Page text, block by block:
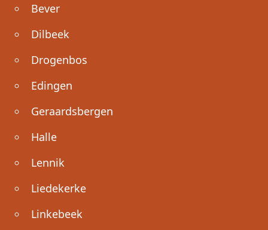
Bever
Dilbeek
Drogenbos
Edingen
Geraardsbergen
Halle
Lennik
Liedekerke
Linkebeek